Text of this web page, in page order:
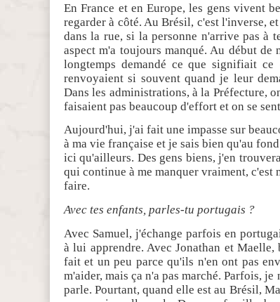
En France et en Europe, les gens vivent
regarder à côté. Au Brésil, c'est l'inverse,
dans la rue, si la personne n'arrive pas à
aspect m'a toujours manqué. Au début de
longtemps demandé ce que signifiait
renvoyaient si souvent quand je leur
Dans les administrations, à la Préfecture,
faisaient pas beaucoup d'effort et on se
Aujourd'hui, j'ai fait une impasse sur
à ma vie française et je sais bien qu'au
ici qu'ailleurs. Des gens biens, j'en
qui continue à me manquer vraiment, c'est
faire.
Avec tes enfants, parles-tu portugais ?
Avec Samuel, j'échange parfois en
à lui apprendre. Avec Jonathan et Maelle,
fait et un peu parce qu'ils n'en ont pas
m'aider, mais ça n'a pas marché. Parfois,
parle. Pourtant, quand elle est au Brésil,